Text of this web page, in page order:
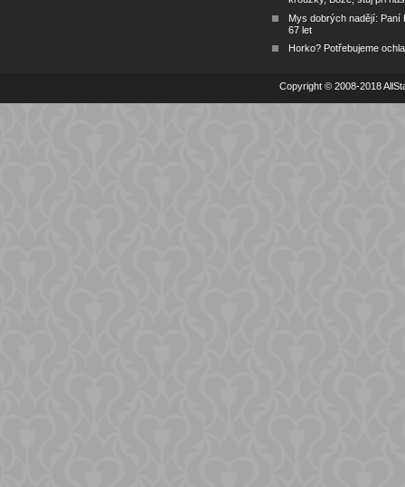
Mys dobrých nadějí: Paní
67 let
Horko? Potřebujeme
Copyright © 2008-2018